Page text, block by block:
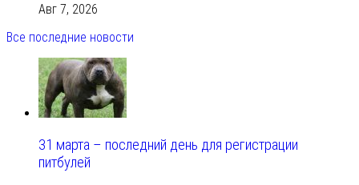
Авг 7, 2026
Все последние новости
31 марта – последний день для регистрации
питбулей